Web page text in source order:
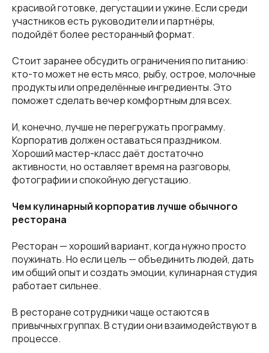
красивой готовке, дегустации и ужине. Если среди
участников есть руководители и партнёры,
подойдёт более ресторанный формат.
Стоит заранее обсудить ограничения по питанию:
кто-то может не есть мясо, рыбу, острое, молочные
продукты или определённые ингредиенты. Это
поможет сделать вечер комфортным для всех.
И, конечно, лучше не перегружать программу.
Корпоратив должен оставаться праздником.
Хороший мастер-класс даёт достаточно
активности, но оставляет время на разговоры,
фотографии и спокойную дегустацию.
Чем кулинарный корпоратив лучше обычного
ресторана
Ресторан — хороший вариант, когда нужно просто
поужинать. Но если цель — объединить людей, дать
им общий опыт и создать эмоции, кулинарная студия
работает сильнее.
В ресторане сотрудники чаще остаются в
привычных группах. В студии они взаимодействуют в
процессе.